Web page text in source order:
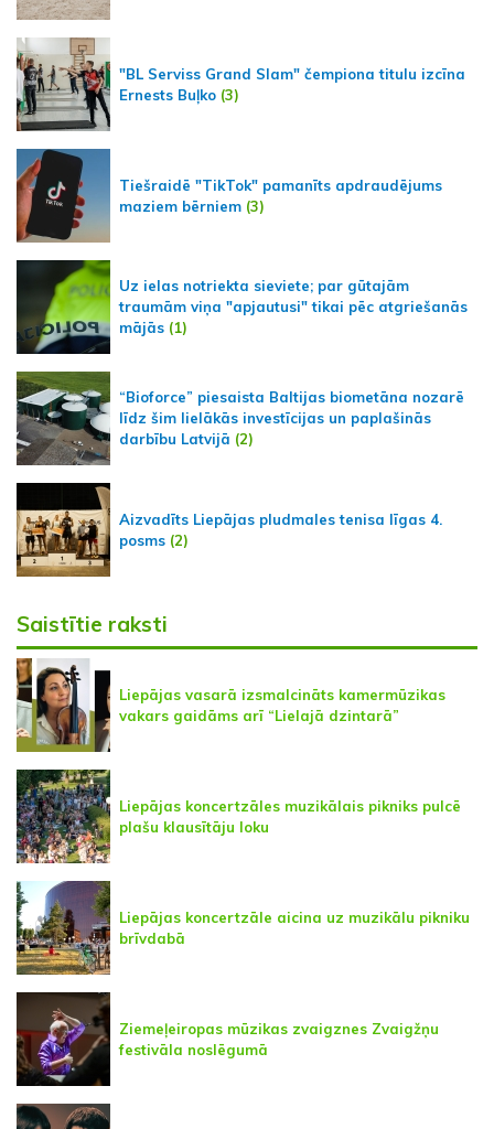
"BL Serviss Grand Slam" čempiona titulu izcīna
Ernests Buļko (3)
Tiešraidē "TikTok" pamanīts apdraudējums
maziem bērniem (3)
Uz ielas notriekta sieviete; par gūtajām
traumām viņa "apjautusi" tikai pēc atgriešanās
mājās (1)
“Bioforce” piesaista Baltijas biometāna nozarē
līdz šim lielākās investīcijas un paplašinās
darbību Latvijā (2)
Aizvadīts Liepājas pludmales tenisa līgas 4.
posms (2)
Saistītie raksti
Liepājas vasarā izsmalcināts kamermūzikas
vakars gaidāms arī “Lielajā dzintarā”
Liepājas koncertzāles muzikālais pikniks pulcē
plašu klausītāju loku
Liepājas koncertzāle aicina uz muzikālu pikniku
brīvdabā
Ziemeļeiropas mūzikas zvaigznes Zvaigžņu
festivāla noslēgumā